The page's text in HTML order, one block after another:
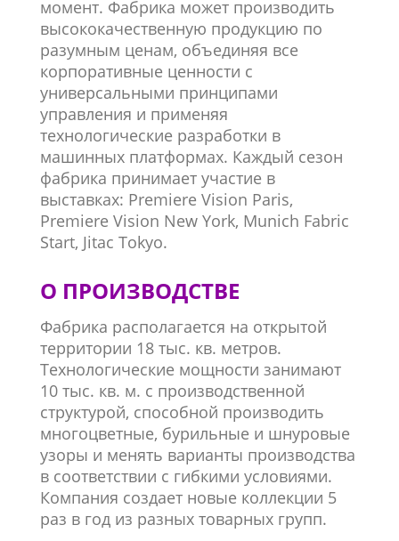
момент. Фабрика может производить
высококачественную продукцию по
разумным ценам, объединяя все
корпоративные ценности с
универсальными принципами
управления и применяя
технологические разработки в
машинных платформах. Каждый сезон
фабрика принимает участие в
выставках: Premiere Vision Paris,
Premiere Vision New York, Munich Fabric
Start, Jitac Tokyo.
О ПРОИЗВОДСТВЕ
Фабрика располагается на открытой
территории 18 тыс. кв. метров.
Технологические мощности занимают
10 тыс. кв. м. с производственной
структурой, способной производить
многоцветные, бурильные и шнуровые
узоры и менять варианты производства
в соответствии с гибкими условиями.
Компания создает новые коллекции 5
раз в год из разных товарных групп.